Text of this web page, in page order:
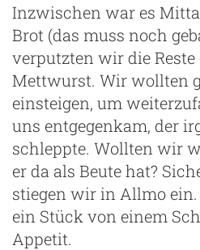
Inzwischen war es
Brot (das muss noch
verputzten wir die Reste
Mettwurst. Wir wollten
einsteigen, um
uns entgegenkam, der
schleppte. Wollten wir
er da als Beute hat?
stiegen wir in Allmo
ein Stück von einem
Appetit.